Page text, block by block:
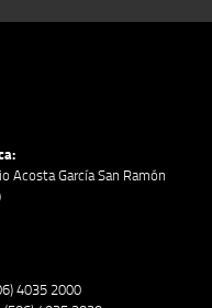
Acosta García San Ramón
4035 2000